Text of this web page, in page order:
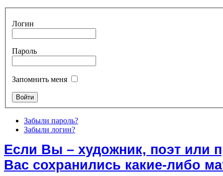
Логин
Пароль
Запомнить меня
Забыли пароль?
Забыли логин?
Если Вы – художник, поэт или
Вас сохранились какие-либо